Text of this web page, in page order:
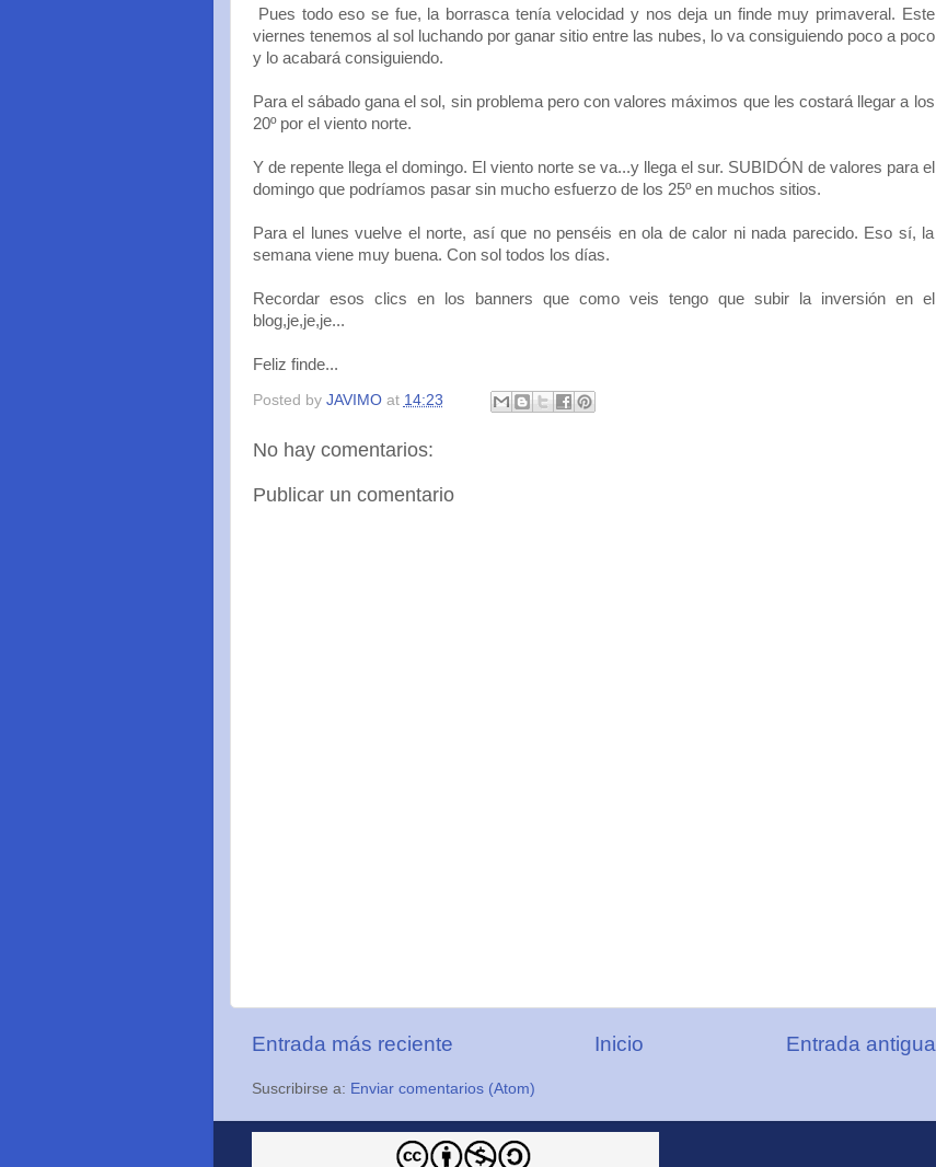
Pues todo eso se fue, la borrasca tenía velocidad y nos deja un finde muy primaveral. Este
viernes tenemos al sol luchando por ganar sitio entre las nubes, lo va consiguiendo poco a poco
y lo acabará consiguiendo.
Para el sábado gana el sol, sin problema pero con valores máximos que les costará llegar a los
20º por el viento norte.
Y de repente llega el domingo. El viento norte se va...y llega el sur. SUBIDÓN de valores para el
domingo que podríamos pasar sin mucho esfuerzo de los 25º en muchos sitios.
Para el lunes vuelve el norte, así que no penséis en ola de calor ni nada parecido. Eso sí, la
semana viene muy buena. Con sol todos los días.
Recordar esos clics en los banners que como veis tengo que subir la inversión en el
blog,je,je,je...
Feliz finde...
Posted by JAVIMO at 14:23
No hay comentarios:
Publicar un comentario
Entrada más reciente Entrada antigua
Inicio
Suscribirse a: Enviar comentarios (Atom)